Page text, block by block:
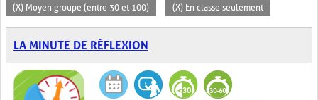
(X) Moyen groupe (entre 30 et 100) (X) En classe seulement
LA MINUTE DE RÉFLEXION